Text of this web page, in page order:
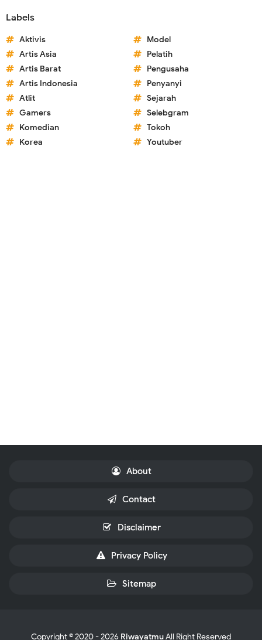
Labels
Aktivis
Artis Asia
Artis Barat
Artis Indonesia
Atlit
Gamers
Komedian
Korea
Model
Pelatih
Pengusaha
Penyanyi
Sejarah
Selebgram
Tokoh
Youtuber
About
Contact
Disclaimer
Privacy Policy
Sitemap
Copyright © 2020 -2026 RiwayatmuAll Right Reserved